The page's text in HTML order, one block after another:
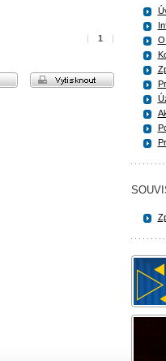
| 1 |
vytisknout